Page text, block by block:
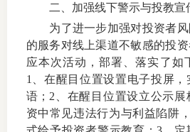
二、加强线下警示与投教宣
为了进一步加强对投资者
的服务对线上渠道不敏感的投
应本次活动，部署、落实了如
1
、在醒目位置设置电子投屏
语； 2 、在醒目位置设立公示
资中常见违法行为与利益陷阱